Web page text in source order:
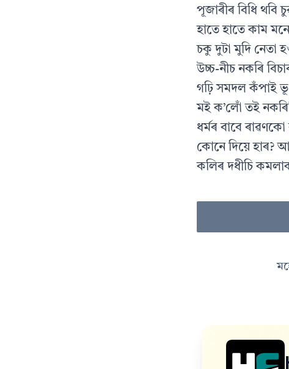
পূজাৰীৰ বিধি
হাতে হাতে কাম
চকু দুটা মুদি নেতা
উচ্চ-নীচ নকৰি
গঢ়ি সমদল কঁপাই
মই ক’লোঁ তই
ধৰ্মৰ বাবে ৰাৱণকো
কোনে দিয়ে হাৰ?
কলিৰ দধীচি